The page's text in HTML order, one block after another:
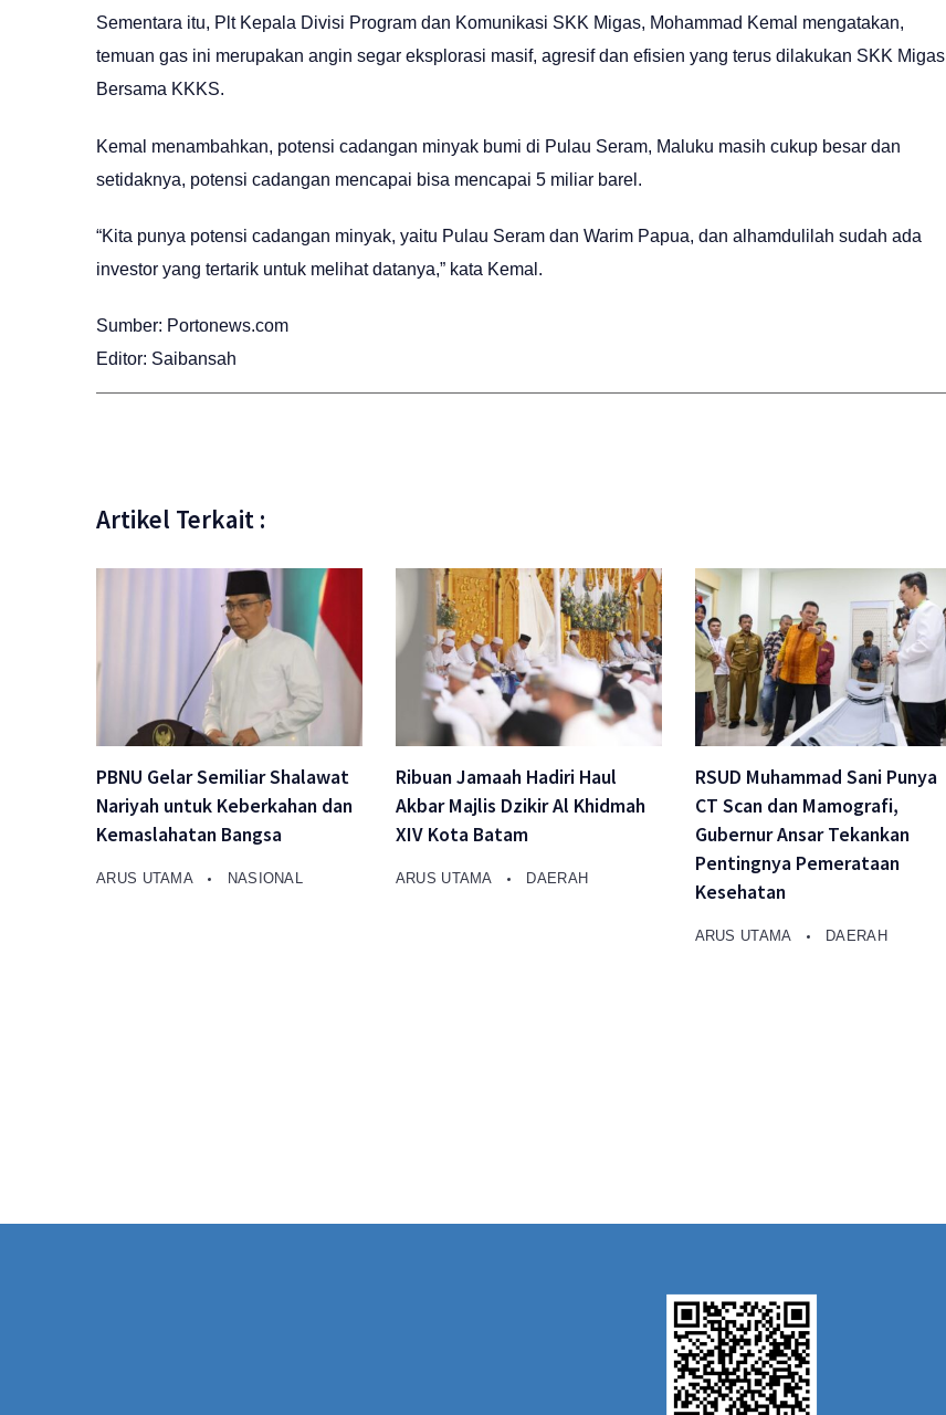
Sementara itu, Plt Kepala Divisi Program dan Komunikasi SKK Migas, Mohammad Kemal mengatakan,
temuan gas ini merupakan angin segar eksplorasi masif, agresif dan efisien yang terus dilakukan SKK Migas
Bersama KKKS.
Kemal menambahkan, potensi cadangan minyak bumi di Pulau Seram, Maluku masih cukup besar dan
setidaknya, potensi cadangan mencapai bisa mencapai 5 miliar barel.
“Kita punya potensi cadangan minyak, yaitu Pulau Seram dan Warim Papua, dan alhamdulilah sudah ada
investor yang tertarik untuk melihat datanya,” kata Kemal.
Sumber: Portonews.com
Editor: Saibansah
Artikel Terkait :
PBNU Gelar Semiliar Shalawat
Nariyah untuk Keberkahan dan
Kemaslahatan Bangsa
ARUS UTAMA NASIONAL
Ribuan Jamaah Hadiri Haul
Akbar Majlis Dzikir Al Khidmah
XIV Kota Batam
ARUS UTAMA DAERAH
RSUD Muhammad Sani Punya
CT Scan dan Mamografi,
Gubernur Ansar Tekankan
Pentingnya Pemerataan
Kesehatan
ARUS UTAMA DAERAH